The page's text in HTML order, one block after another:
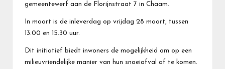
gemeentewerf aan de Florijnstraat 7 in Chaam.
In maart is de inleverdag op vrijdag 28 maart, tussen
13.00 en 15.30 uur.
Dit initiatief biedt inwoners de mogelijkheid om op een
milieuvriendelijke manier van hun snoeiafval af te komen.